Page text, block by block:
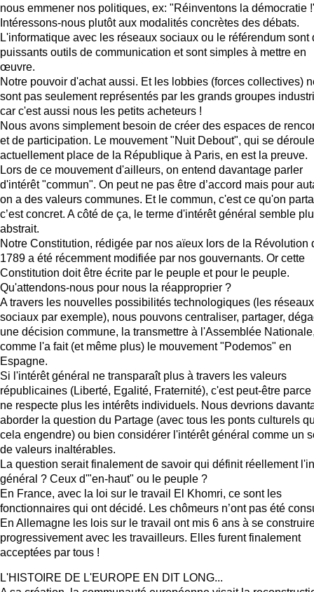
nous emmener nos politiques, ex: "Réinventons la démocratie
Intéressons-nous plutôt aux modalités concrètes des débats.
L'informatique avec les réseaux sociaux ou le référendum sont
puissants outils de communication et sont simples à mettre en
œuvre.
Notre pouvoir d'achat aussi. Et les lobbies (forces collectives)
sont pas seulement représentés par les grands groupes
car c'est aussi nous les petits acheteurs !
Nous avons simplement besoin de créer des espaces de
et de participation. Le mouvement "Nuit Debout", qui se déroule
actuellement place de la République à Paris, en est la preuve.
Lors de ce mouvement d'ailleurs, on entend davantage parler
d'intérêt "commun". On peut ne pas être d’accord mais pour
on a des valeurs communes. Et le commun, c'est ce qu'on
c’est concret. A côté de ça, le terme d'intérêt général semble
abstrait.
Notre Constitution, rédigée par nos aïeux lors de la Révolution
1789 a été récemment modifiée par nos gouvernants. Or cette
Constitution doit être écrite par le peuple et pour le peuple.
Qu'attendons-nous pour nous la réapproprier ?
A travers les nouvelles possibilités technologiques (les réseaux
sociaux par exemple), nous pouvons centraliser, partager,
une décision commune, la transmettre à l'Assemblée
comme l'a fait (et même plus) le mouvement "Podemos" en
Espagne.
Si l'intérêt général ne transparaît plus à travers les valeurs
républicaines (Liberté, Egalité, Fraternité), c'est peut-être
ne respecte plus les intérêts individuels. Nous devrions
aborder la question du Partage (avec tous les ponts culturels
cela engendre) ou bien considérer l'intérêt général comme un
de valeurs inaltérables.
La question serait finalement de savoir qui définit réellement
général ? Ceux d'"en-haut" ou le peuple ?
En France, avec la loi sur le travail El Khomri, ce sont les
fonctionnaires qui ont décidé. Les chômeurs n’ont pas été
En Allemagne les lois sur le travail ont mis 6 ans à se
progressivement avec les travailleurs. Elles furent finalement
acceptées par tous !
L'HISTOIRE DE L'EUROPE EN DIT LONG...